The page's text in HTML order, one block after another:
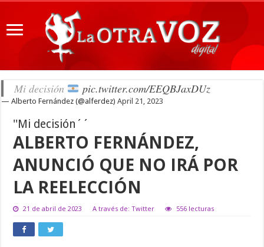
Mi decisión pic.twitter.com/EEQBJaxDUz
— Alberto Fernández (@alferdez)April 21, 2023
''Mi decisión´´
ALBERTO FERNÁNDEZ,
ANUNCIÓ QUE NO IRÁ POR
LA REELECCIÓN
21 de abril de 2023 A través de: Twitter 556 lecturas